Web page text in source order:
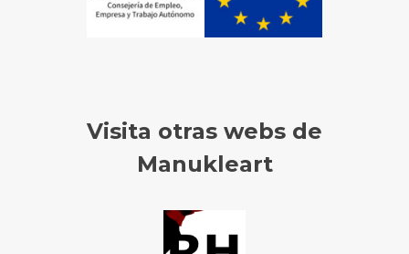
Visita otras webs de
Manukleart